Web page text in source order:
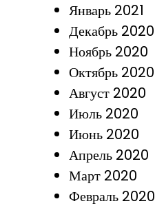
Январь 2021
Декабрь 2020
Ноябрь 2020
Октябрь 2020
Август 2020
Июль 2020
Июнь 2020
Апрель 2020
Март 2020
Февраль 2020